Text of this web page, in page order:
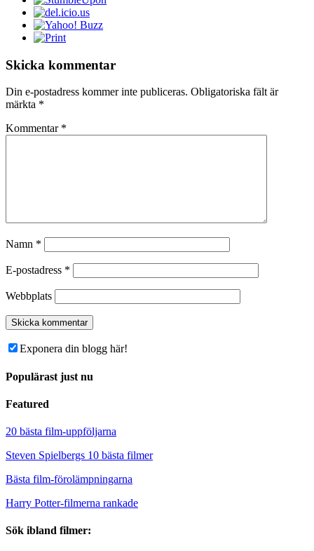
Skicka kommentar
Din e-postadress kommer inte publiceras. Obligatoriska fält är
märkta *
Kommentar *
Namn *
E-postadress *
Webbplats
Exponera din blogg här!
Populärast just nu
Featured
20 bästa film-uppföljarna
Steven Spielbergs 10 bästa filmer
Bästa film-förolämpningarna
Harry Potter-filmerna rankade
Sök ibland filmer: